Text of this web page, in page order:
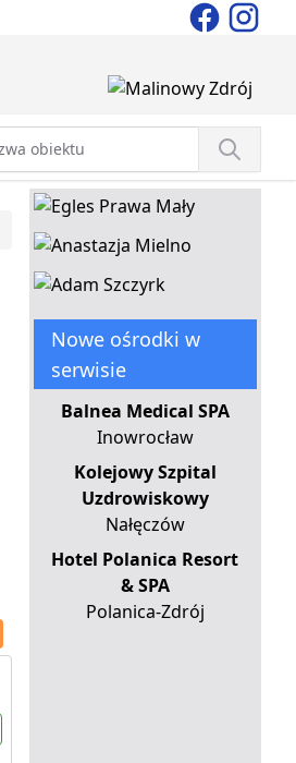
Nowe ośrodki w
serwisie
Balnea Medical SPA
Inowrocław
Kolejowy Szpital
Uzdrowiskowy
Nałęczów
Hotel Polanica Resort
& SPA
Polanica-Zdrój